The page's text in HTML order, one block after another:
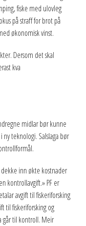
fiske med ulovleg
på straff for brot på
økonomisk vinst.
Dersom det skal
kva
midlar bør kunne
teknologi. Salslaga bør
inn økte kostnader
kontrollavgift.» PF er
avgift til fiskeriforsking
til fiskeriforsking og
går til kontroll. Meir